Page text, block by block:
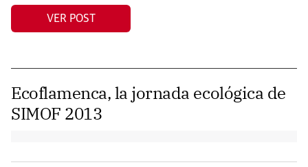
VER POST
Ecoflamenca, la jornada ecológica de
SIMOF 2013